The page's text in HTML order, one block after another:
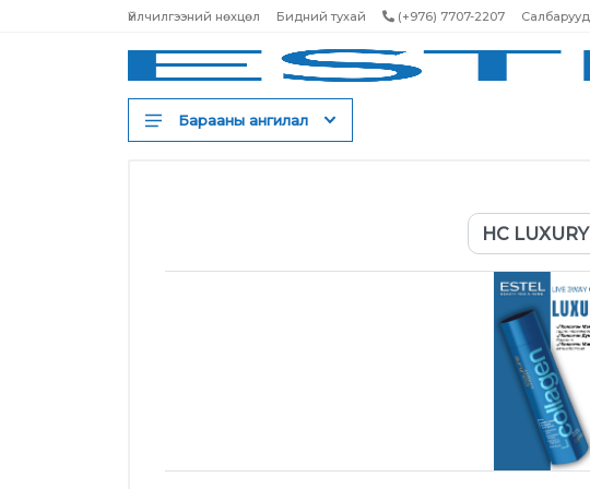
Үйлчилгээний нөхцөл Бидний тухай (+976) 7707-2207 Салбарууд
Барааны ангилал